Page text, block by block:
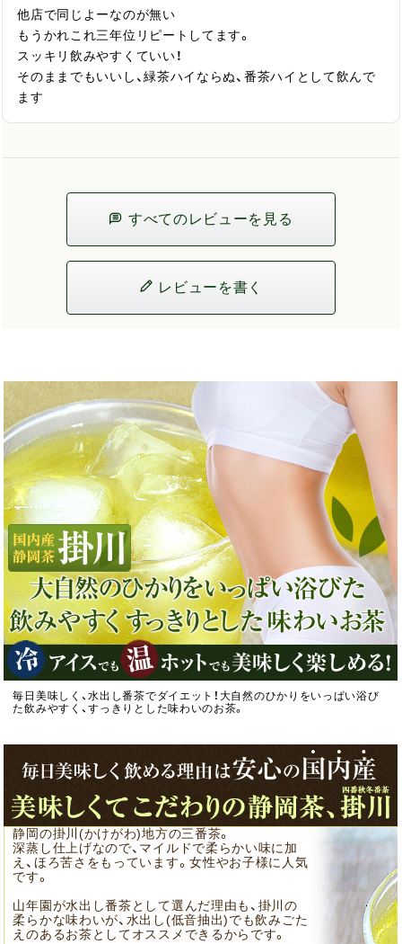
他店で同じよーなのが無い
もうかれこれ三年位リピートしてます。
スッキリ飲みやすくていい！
そのままでもいいし、緑茶ハイならぬ、番茶ハイとして飲んで
ます
すべてのレビューを見る
レビューを書く
毎日美味しく、水出し番茶でダイエット！大自然のひかりをいっぱい浴び
た飲みやすく、すっきりとした味わいのお茶。
静岡の掛川(かけがわ)地方の三番茶。
深蒸し仕上げなので、マイルドで柔らかい味に加
え、ほろ苦さをもっています。女性やお子様に人気
です。
山年園が水出し番茶として選んだ理由も、掛川の
柔らかな味わいが、水出し(低音抽出)でも飲みごた
えのあるお茶としてオススメできるからです。